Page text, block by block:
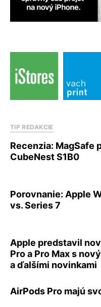
TIP REDAKCIE
Recenzia: MagSafe
CubeNest S1B0
Porovnanie: Apple
vs. Series 7
Apple predstavil
Pro a Pro Max s
a ďalšími novinkami
AirPods Pro majú